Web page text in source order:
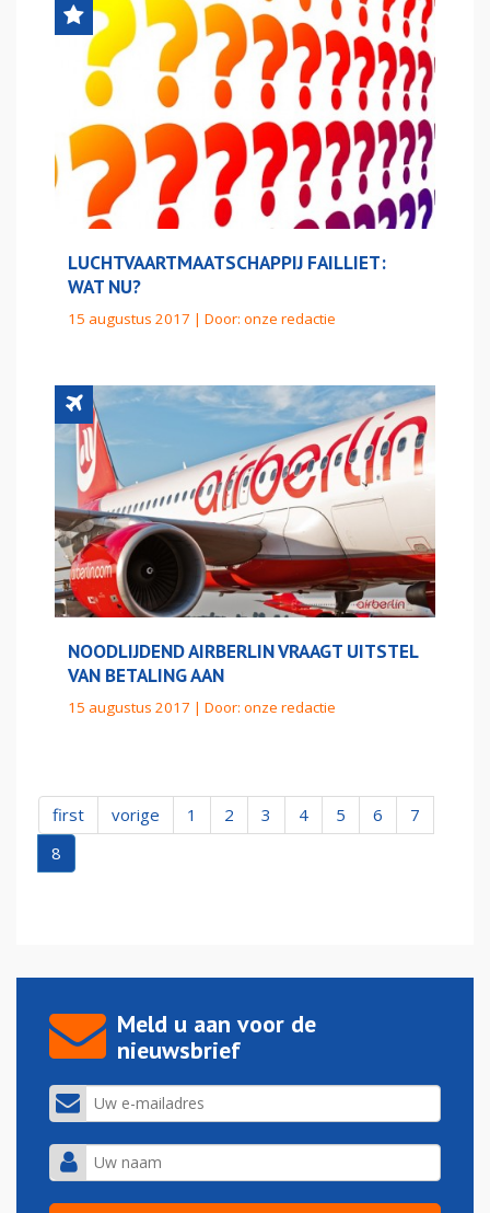
LUCHTVAARTMAATSCHAPPIJ FAILLIET:
WAT NU?
15 augustus 2017 | Door: onze redactie
NOODLIJDEND AIRBERLIN VRAAGT UITSTEL
VAN BETALING AAN
15 augustus 2017 | Door: onze redactie
first vorige 1 2 3 4 5 6
7
8
Meld u aan voor de
nieuwsbrief